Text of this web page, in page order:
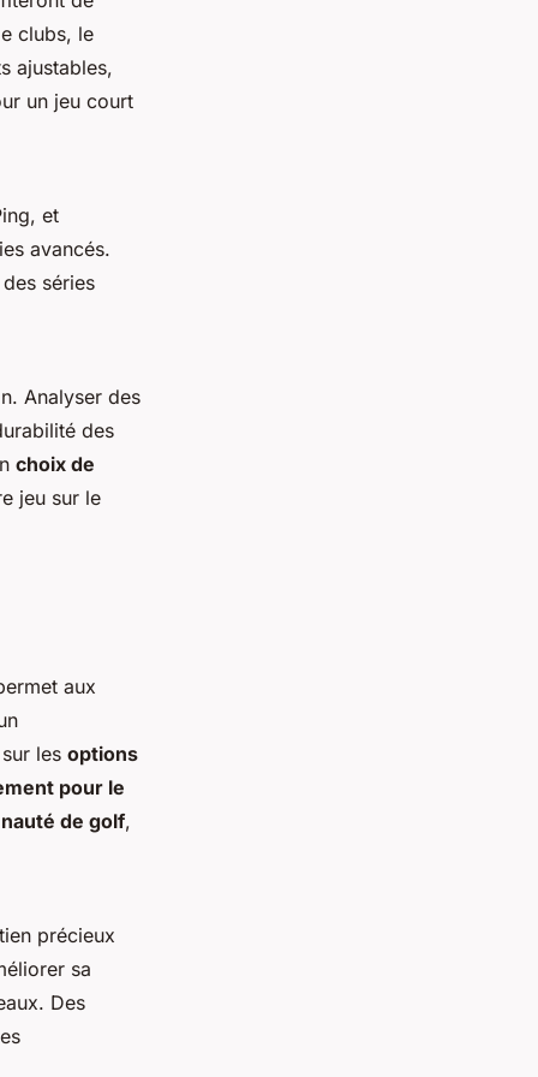
clubs, le
ajustables,
un jeu court
et
avancés.
séries
Analyser des
des
choix de
jeu sur le
aux
les options
pour le
de golf,
précieux
sa
Des